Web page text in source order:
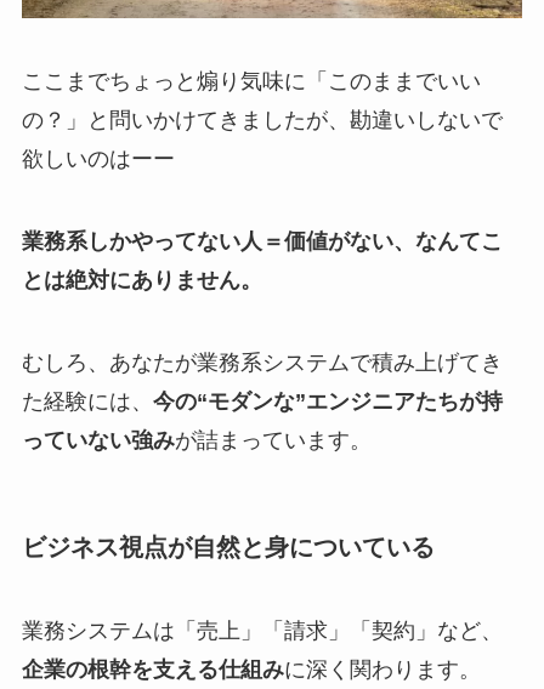
ここまでちょっと煽り気味に「このままでいい
の？」と問いかけてきましたが、勘違いしないで
欲しいのはーー
業務系しかやってない人＝価値がない、なんてこ
とは絶対にありません。
むしろ、あなたが業務系システムで積み上げてき
た経験には、 今の“モダンな”エンジニアたちが持
っていない強みが詰まっています。
ビジネス視点が自然と身についている
業務システムは「売上」「請求」「契約」など、
企業の根幹を支える仕組みに深く関わります。